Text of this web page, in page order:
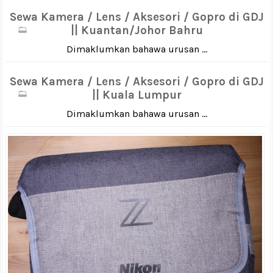
Sewa Kamera / Lens / Aksesori / Gopro di GDJ
|| Kuantan/Johor Bahru
Dimaklumkan bahawa urusan ...
Sewa Kamera / Lens / Aksesori / Gopro di GDJ
|| Kuala Lumpur
Dimaklumkan bahawa urusan ...